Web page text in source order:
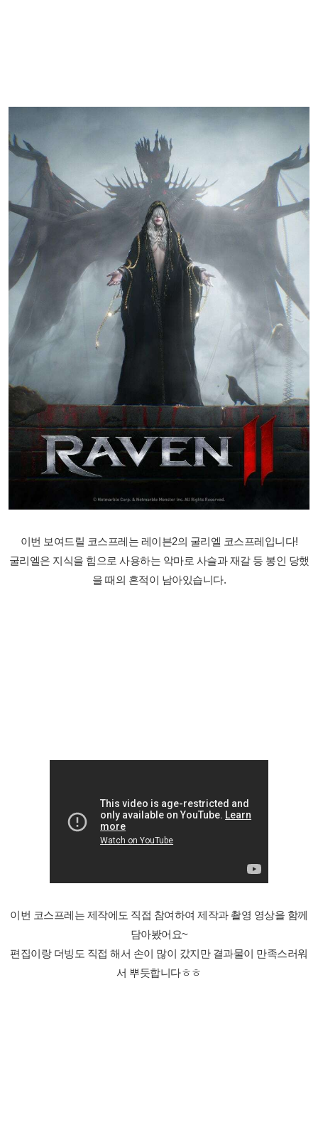
이번 보여드릴 코스프레는 레이븐2의 굴리엘 코스프레입니다!
굴리엘은 지식을 힘으로 사용하는 악마로 사슬과 재갈 등 봉인 당했
을 때의 흔적이 남아있습니다.
이번 코스프레는 제작에도 직접 참여하여 제작과 촬영 영상을 함께
담아봤어요~
편집이랑 더빙도 직접 해서 손이 많이 갔지만 결과물이 만족스러워
서 뿌듯합니다ㅎㅎ